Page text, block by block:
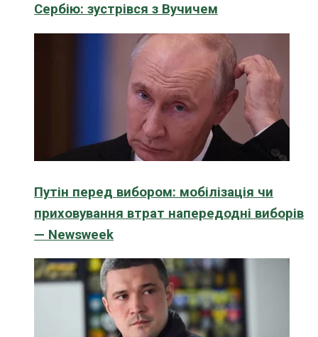
Сербію: зустрівся з Вучичем
Путін перед вибором: мобілізація чи
приховування втрат напередодні виборів
— Newsweek